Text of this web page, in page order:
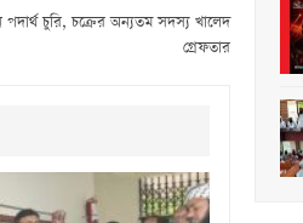
পদার্থ চুরি, চক্রের অন্যতম সদস্য খালেদ
গ্রেফতার